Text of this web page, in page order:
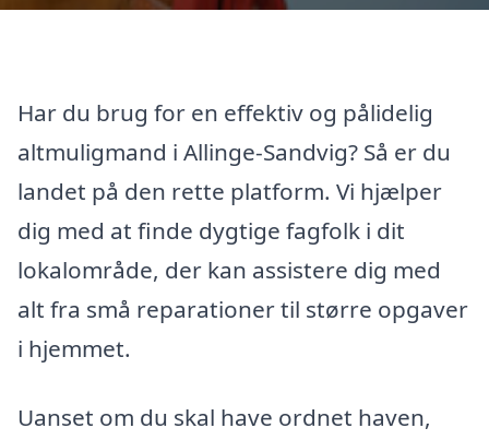
Har du brug for en effektiv og pålidelig
altmuligmand i Allinge-Sandvig? Så er du
landet på den rette platform. Vi hjælper
dig med at finde dygtige fagfolk i dit
lokalområde, der kan assistere dig med
alt fra små reparationer til større opgaver
i hjemmet.
Uanset om du skal have ordnet haven,